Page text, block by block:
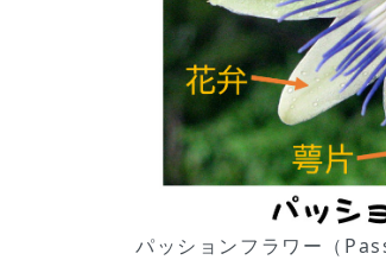
パッションフラワー（